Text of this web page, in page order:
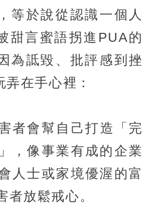
等於說從認識一個人
甜言蜜語拐進PUA的
為詆毀、批評感到挫
在手心裡：
者會幫自己打造「完
，像事業有成的企業
人士或家境優渥的富
者放鬆戒心。